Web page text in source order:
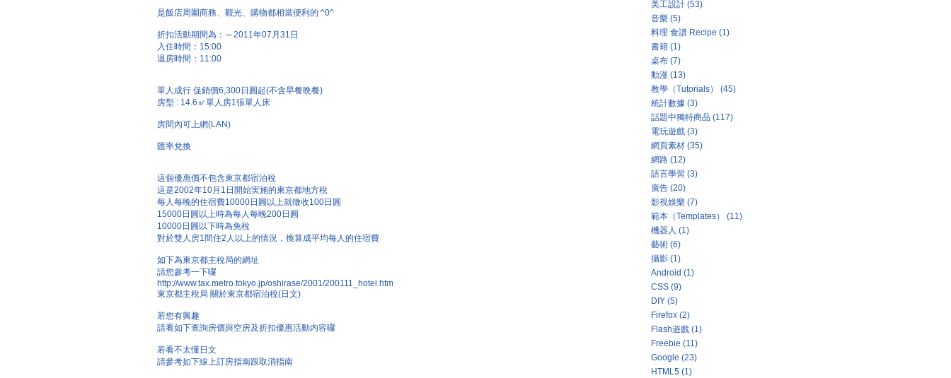
是飯店周圍商務、觀光、購物都相當便利的 ^0^
折扣活動期間為：～2011年07月31日
入住時間：15:00
退房時間：11:00
單人成行 促銷價6,300日圓起(不含早餐晩餐)
房型 : 14.6㎡單人房1張單人床
房間內可上網(LAN)
匯率兌換
這個優惠價不包含東京都宿泊稅
這是2002年10月1日開始実施的東京都地方稅
每人每晚的住宿費10000日圓以上就徵收100日圓
15000日圓以上時為每人每晚200日圓
10000日圓以下時為免稅
對於雙人房1間住2人以上的情況，換算成平均每人的住宿費
如下為東京都主稅局的網址
請您參考一下囉
http://www.tax.metro.tokyo.jp/oshirase/2001/200111_hotel.htm
東京都主稅局 關於東京都宿泊稅(日文)
若您有興趣
請看如下查詢房價與空房及折扣優惠活動内容囉
若看不太懂日文
請參考如下線上訂房指南跟取消指南
美工設計 (53)
音樂 (5)
料理 食譜 Recipe (1)
書籍 (1)
桌布 (7)
動漫 (13)
教學（Tutorials）
(45)
統計數據 (3)
話題中獨特商品 (117)
電玩遊戲 (3)
網頁素材 (35)
網路 (12)
語言學習 (3)
廣告 (20)
影視娛樂 (7)
範本（Templates）
(11)
機器人 (1)
藝術 (6)
攝影 (1)
Android (1)
CSS (9)
DIY (5)
Firefox (2)
Flash遊戲 (1)
Freebie (11)
Google (23)
HTML5 (1)